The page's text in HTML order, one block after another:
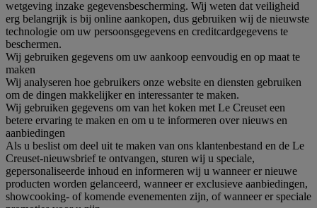
wetgeving inzake gegevensbescherming. Wij weten dat veiligheid
erg belangrijk is bij online aankopen, dus gebruiken wij de nieuwste
technologie om uw persoonsgegevens en creditcardgegevens te
beschermen.
Wij gebruiken gegevens om uw aankoop eenvoudig en op maat te
maken
Wij analyseren hoe gebruikers onze website en diensten gebruiken
om de dingen makkelijker en interessanter te maken.
Wij gebruiken gegevens om van het koken met Le Creuset een
betere ervaring te maken en om u te informeren over nieuws en
aanbiedingen
Als u beslist om deel uit te maken van ons klantenbestand en de Le
Creuset-nieuwsbrief te ontvangen, sturen wij u speciale,
gepersonaliseerde inhoud en informeren wij u wanneer er nieuwe
producten worden gelanceerd, wanneer er exclusieve aanbiedingen,
showcooking- of komende evenementen zijn, of wanneer er speciale